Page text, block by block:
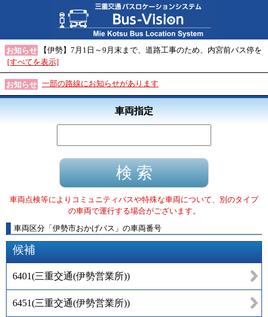
お知らせ
【伊勢】7月1日～9月末まで、道路工事のため、内宮前バス停を
[すべてを表示]
お知らせ 一部の路線にお知らせがあります
車両指定
車両点検等によりコミュニティバスや特殊な車両について、別のタイプ
の車両で運行する場合がございます。
車両区分 「 伊勢市おかげバス 」 の車両番号
候補
6401(三重交通(伊勢営業所))
6451(三重交通(伊勢営業所))